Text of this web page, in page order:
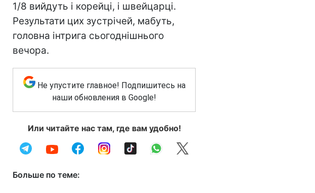
1/8 вийдуть і корейці, і швейцарці.
Результати цих зустрічей, мабуть,
головна інтрига сьогоднішнього
вечора.
Не упустите главное! Подпишитесь на
наши обновления в Google!
Или читайте нас там, где вам удобно!
Больше по теме: